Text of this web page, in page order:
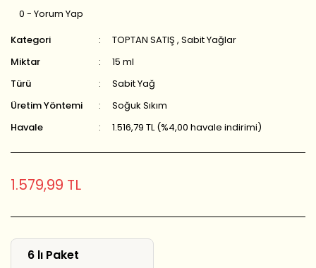
0 - Yorum Yap
Kategori
TOPTAN SATIŞ ,Sabit Yağlar
Miktar
15 ml
Türü
Sabit Yağ
Üretim Yöntemi
Soğuk Sıkım
Havale
1.516,79 TL (%4,00 havale indirimi)
1.579,99 TL
6 lı Paket